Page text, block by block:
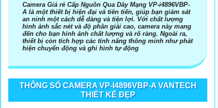
Camera Giá rẻ Cấp Nguồn Qua Dây Mạng VP-i4896VBP-
A là một thiết bị hiện đại và tiên tiến, giúp bạn giám sát
an ninh một cách dễ dàng và tiện lợi. Với chất lượng
hình ảnh sắc nét và độ phân giải cao, camera này mang
đến cho bạn hình ảnh chất lượng và rõ ràng. Ngoài ra,
thiết bị còn tích hợp các tính năng thông minh như phát
hiện chuyển động và ghi hình tự động
THÔNG SỐ CAMERA VP-I4896VBP-A VANTECH
THIẾT KẾ ĐẸP